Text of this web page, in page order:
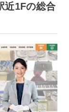
近1Fの総合